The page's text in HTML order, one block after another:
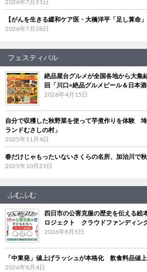
2026年7月31日
【がんを生きる緩和ケア医・大橋洋平「足し算命
2026年7月28日
フェスティバル
絶品屋台グルメが全国各地から大
回「川口×絶品グルメビール＆日本
2026年4月15日
自分で収穫した秋野菜を使って芋煮作りを体験
ランドむさしの村」
2025年11月4日
春だけじゃもったいないさくらの名所、加治川で
2025年10月23日
ふむふむ
四日市の公害克服の歴史を伝える絵
ロジェクト クラウドファンディン
2026年8月5日
「中東発」値上げラッシュが本格化 飲食料品値
2026年8月4日